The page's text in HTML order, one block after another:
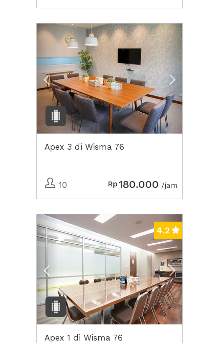
Previous Next2
Apex 3 di Wisma 76
10 Rp180.000 /jam
Previous Next2
4.2
Apex 1 di Wisma 76